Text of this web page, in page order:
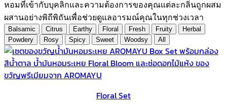
หอมที่เข้ากับบุคลิกและความต้องการของคุณแต่ละกลิ่นถูกผสม
ผสานอย่างพิถีพิถันเพื่อช่วยดูแลอารมณ์คุณในทุกช่วงเวลา
Balsamic Citrus Earthy Floral Fresh Fruity
Herbal
Powdery
Rosy Spicy Sweet Woodsy All
Floral Set